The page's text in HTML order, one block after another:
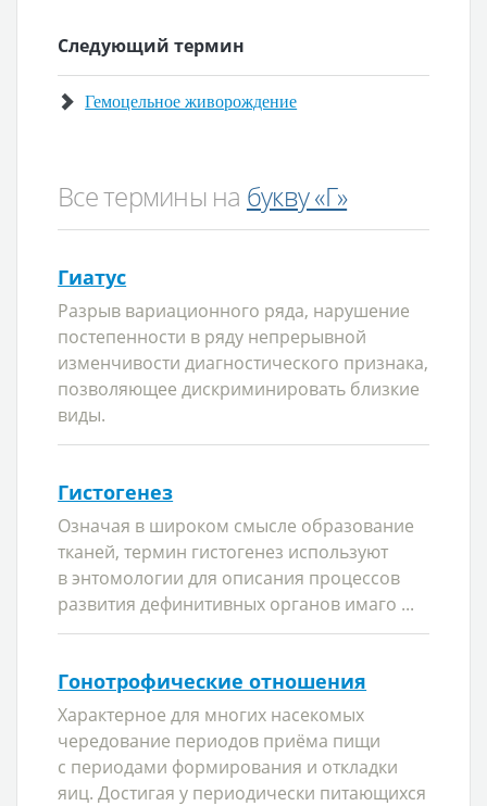
Следующий термин
Гемоцельное живорождение
Все термины на букву «Г»
Гиатус
Разрыв вариационного ряда, нарушение
постепенности в ряду непрерывной
изменчивости диагностического признака,
позволяющее дискриминировать близкие
виды.
Гистогенез
Означая в широком смысле образование
тканей, термин гистогенез используют
в энтомологии для описания процессов
развития дефинитивных органов имаго ...
Гонотрофические отношения
Характерное для многих насекомых
чередование периодов приёма пищи
с периодами формирования и откладки
яиц. Достигая у периодически питающихся